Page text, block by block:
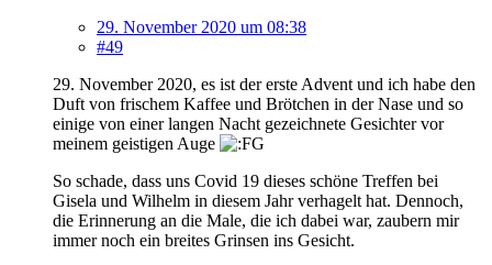
29. November 2020 um 08:38
#49
29. November 2020, es ist der erste Advent und ich habe den
Duft von frischem Kaffee und Brötchen in der Nase und so
einige von einer langen Nacht gezeichnete Gesichter vor
meinem geistigen Auge
So schade, dass uns Covid 19 dieses schöne Treffen bei
Gisela und Wilhelm in diesem Jahr verhagelt hat. Dennoch,
die Erinnerung an die Male, die ich dabei war, zaubern mir
immer noch ein breites Grinsen ins Gesicht.